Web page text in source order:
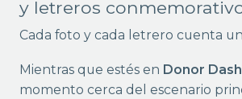
y letreros
Cada foto y cada letrero cuenta
Mientras que estés en Donor Dash
momento cerca del escenario